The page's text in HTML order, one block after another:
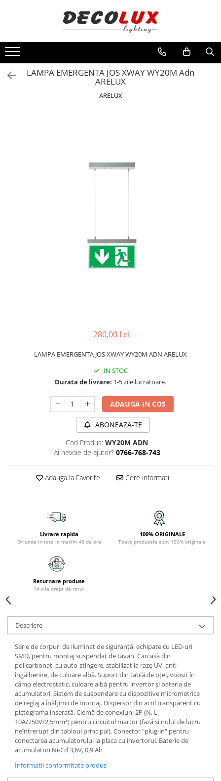
Toate Produsele
■ ILUMINAT DE INTERIOR
CANDELABRE & PENDULE CLASICE
APLICE CLASICE
MINI SPOTURI MAGNETICE &
PLAFONIERE VINTAGE
ACCESORII & CABLU VINTAGE
SPOTURI APLICATE
LAMPADARE CRISTAL
VEIOZA VINTAGE
VEIOZE COPII
■ ILUMINAT DE EXTERIOR
APLICE EXTERIOR
PLAFONIERE & PENDULE DE
EXTERIOR
STALPI EXTERIOR
LAMPADARE & PENDULE DE
LAMPI PAVAJ & PISCINE
LAMPI GARDURI & TREPTE
LAMPI STRADALE
LAMPI SOLARE
PROIECTOARE
VEIOZE EXTERIOR
■ ILUMINAT TEHNIC
PANOURI LED
LAMPA EMERGENTA JOS XWAY WY20M Adn
ARELUX
ARELUX
280,00 Lei
LAMPA EMERGENTA JOS XWAY WY20M ADN ARELUX
IN STOC
Durata de livrare: 1-5 zile lucratoare.
ADAUGA IN COS
ABONEAZA-TE
Cod Produs: WY20M ADN
Ai nevoie de ajutor? 0766-768-743
Adauga la Favorite Cere informatii
Livrare rapida
Oriunde in tara in maxim 48 de ore
100% ORIGINALE
Toate produsele sunt 100% originale
Returnare produse
14 zile drept de retur
Descriere
Serie de corpuri de iluminat de siguranță, echipate cu LED-uri
SMD, pentru montaj suspendat de tavan. Carcasă din
policarbonat, cu auto-stingere, stabilizat la raze UV, anti-
îngălbenire, de culoare albă. Suport din tablă de oțel, vopsit în
câmp electrostatic, culoare albă pentru invertor și bateria de
acumulatori. Sistem de suspendare cu dispozitive micrometrice
de reglaj a înălțimii de montaj. Dispersor din acril transparent cu
pictograma inserată. Clemă de conexiuni 2P (N, L,
10A/250V/2,5mm²) pentru circuitul martor (fază și nulul de lucru
neîntrerupt din tabloul principal). Conector "plug-in" pentru
conectarea acumulatorului la placa cu invertorul. Baterie de
acumulatori Ni-Cd 3,6V, 0,9 Ah
Informatii conformitate produs